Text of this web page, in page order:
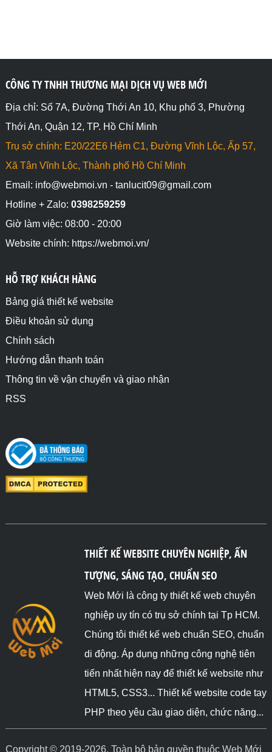
CÔNG TY TNHH THƯƠNG MẠI DỊCH VỤ WEB MỚI
Địa chỉ: Số 7A, Đường Thới An 10, Khu phố 3, Phường
Thới An, Quận 12, TP. Hồ Chí Minh
Trụ sở chính: E20/22E6 Hẻm C1, Đường Vĩnh Lộc, Ấp 57,
Xã Tân Vĩnh Lộc, Thành phố Hồ Chí Minh
Email: info@webmoi.vn - tanlucit09@gmail.com
Hotline + Zalo: 0398259259
Giờ làm việc: 08:00 - 20:00
Website chính: https://webmoi.vn/
HỖ TRỢ KHÁCH HÀNG
Bảng giá thiết kế website
Điều khoản sử dụng
Chính sách
Hướng dẫn thanh toán
Thông tin về vận chuyển và giao nhận
RSS
THIẾT KẾ WEBSITE CHUYÊN NGHIỆP, ẤN
TƯỢNG, SÁNG TẠO, CHUẨN SEO
Web Mới là công ty thiết kế web chuyên
nghiệp uy tín có trụ sở chính tại Tp HCM.
Chúng tôi thiết kế web chuẩn SEO, chuẩn
di động. Áp dụng những công nghệ tiên
tiến nhất hiện nay để thiết kế website như
HTML5, CSS3... Thiết kế website code tay
PHP theo yêu cầu giao diện, chức năng...
Copyright © 2019-2026. Toàn bộ bản quyền thuộc Web Mới